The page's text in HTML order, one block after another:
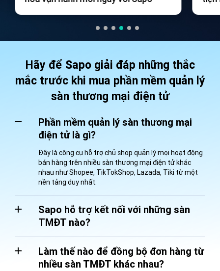
Hãy để Sapo giải đáp những thắc
mắc trước khi mua phần mềm quản lý
sàn thương mại điện tử
Phần mềm quản lý sàn thương mại
điện tử là gì?
Đây là công cụ hỗ trợ chủ shop quản lý mọi hoạt động
bán hàng trên nhiều sàn thương mại điện tử khác
nhau như Shopee, TikTokShop, Lazada, Tiki từ một
nền tảng duy nhất.
Sapo hỗ trợ kết nối với những sàn
TMĐT nào?
Làm thế nào để đồng bộ đơn hàng từ
nhiều sàn TMĐT khác nhau?